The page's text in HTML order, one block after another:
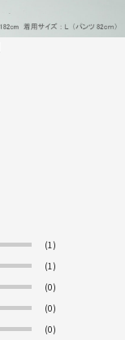
(1)
(1)
(0)
(0)
(0)